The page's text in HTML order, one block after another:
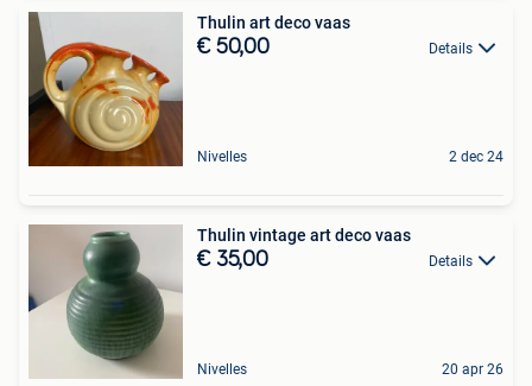
Thulin art deco vaas
€ 50,00 Details
Nivelles 2 dec 24
Thulin vintage art deco vaas
€ 35,00 Details
Nivelles 20 apr 26